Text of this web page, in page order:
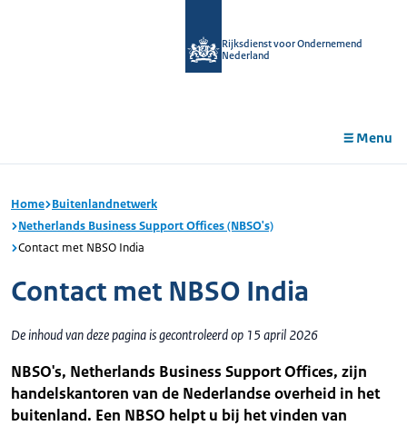
Rijksdienst voor Ondernemend
Nederland
Menu
Home Buitenlandnetwerk
Netherlands Business Support Offices (NBSO's)
Contact met NBSO India
Contact met NBSO India
De inhoud van deze pagina is gecontroleerd op 15 april 2026
NBSO's, Netherlands Business Support Offices, zijn
handelskantoren van de Nederlandse overheid in het
buitenland. Een NBSO helpt u bij het vinden van